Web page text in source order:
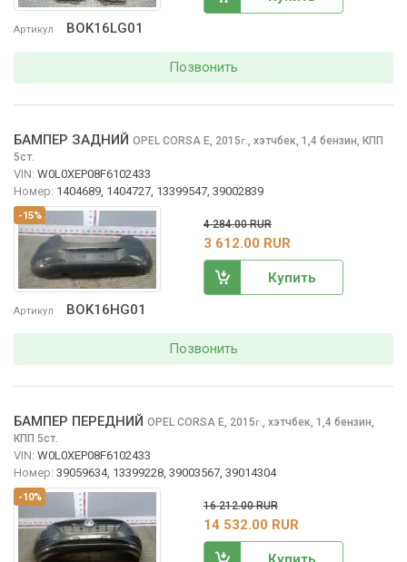
Артикул BOK16LG01
Позвонить
-15%
Артикул BOK16HG01
БАМПЕР ЗАДНИЙ OPEL CORSA E, 2015г.
хэтчбек, 1,4 бензин, КПП
5ст.
VIN: W0L0XEP08F6102433
Номер: 1404689, 1404727, 13399547, 39002839
4 284.00 RUR
3 612.00 RUR
Купить
Позвонить
-10%
БАМПЕР ПЕРЕДНИЙ OPEL CORSA E, 2015г.
хэтчбек, 1,4 бензин,
КПП 5ст.
VIN: W0L0XEP08F6102433
Номер: 39059634, 13399228, 39003567, 39014304
16 212.00 RUR
14 532.00 RUR